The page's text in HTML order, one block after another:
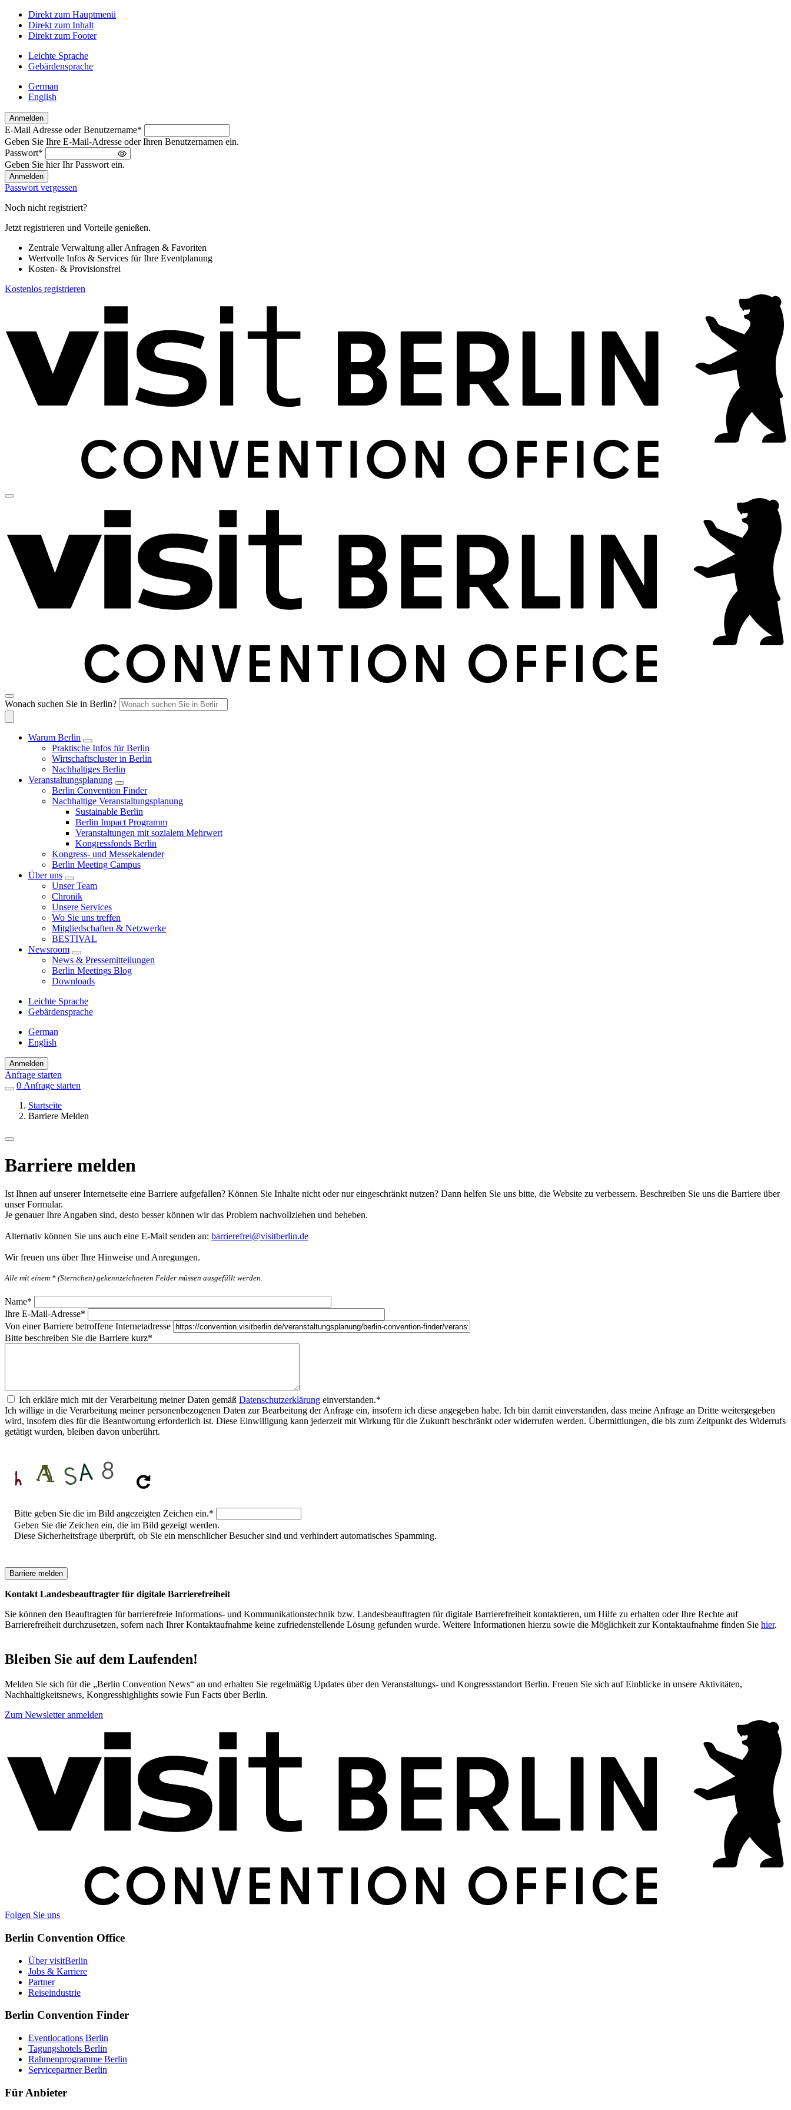
Direkt zum Hauptmenü
Direkt zum Inhalt
Direkt zum Footer
Leichte Sprache
Gebärdensprache
German
English
Anmelden
Willkommen
zurück!
Bitte
melden
Sie
sich
an
E-Mail Adresse oder Benutzername*
Geben Sie Ihre E-Mail-Adresse oder Ihren Benutzernamen ein.
Passwort*
Geben Sie hier Ihr Passwort ein.
Passwort vergessen
Noch nicht registriert?
Jetzt registrieren und Vorteile genießen.
Zentrale Verwaltung aller Anfragen & Favoriten
Wertvolle Infos & Services für Ihre Eventplanung
Kosten- & Provisionsfrei
Kostenlos registrieren
Wonach suchen Sie in Berlin?
Warum Berlin
Praktische Infos für Berlin
Wirtschaftscluster in Berlin
Nachhaltiges Berlin
Veranstaltungsplanung
Berlin Convention Finder
Nachhaltige Veranstaltungsplanung
Sustainable Berlin
Berlin Impact Programm
Veranstaltungen mit sozialem Mehrwert
Kongressfonds Berlin
Kongress- und Messekalender
Berlin Meeting Campus
Über uns
Unser Team
Chronik
Unsere Services
Wo Sie uns treffen
Mitgliedschaften & Netzwerke
BESTIVAL
Newsroom
News & Pressemitteilungen
Berlin Meetings Blog
Downloads
Leichte Sprache
Gebärdensprache
German
English
Anmelden
Anfrage starten
0 Einträge
Favoriten
Anfrage starten
Startseite
Barriere Melden
Barriere melden
Ist Ihnen auf unserer Internetseite eine Barriere aufgefallen? Können Sie Inhalte nicht oder nur eingeschränkt nutzen? Dann helfen Sie uns bitte, die Website zu verbessern. Beschreiben Sie uns die Barriere über
unser Formular.
Je genauer Ihre Angaben sind, desto besser können wir das Problem nachvollziehen und beheben.
Alternativ können Sie uns auch eine E-Mail senden an: barrierefrei@visitberlin.de
Wir freuen uns über Ihre Hinweise und Anregungen.
Alle mit einem * (Sternchen) gekennzeichneten Felder müssen ausgefüllt werden.
Name*
Ihre E-Mail-Adresse*
Von einer Barriere betroffene Internetadresse
Bitte beschreiben Sie die Barriere kurz*
Ich erkläre mich mit der Verarbeitung meiner Daten gemäß Datenschutzerklärung einverstanden.*
Ich willige in die Verarbeitung meiner personenbezogenen Daten zur Bearbeitung der Anfrage ein, insofern ich diese angegeben habe. Ich bin damit einverstanden, dass meine Anfrage an Dritte weitergegeben
wird, insofern dies für die Beantwortung erforderlich ist. Diese Einwilligung kann jederzeit mit Wirkung für die Zukunft beschränkt oder widerrufen werden. Übermittlungen, die bis zum Zeitpunkt des Widerrufs
getätigt wurden, bleiben davon unberührt.
Bitte geben Sie die im Bild angezeigten Zeichen ein.*
Geben Sie die Zeichen ein, die im Bild gezeigt werden.
Diese Sicherheitsfrage überprüft, ob Sie ein menschlicher Besucher sind und verhindert automatisches Spamming.
Kontakt Landesbeauftragter für digitale Barrierefreiheit
Sie können den Beauftragten für barrierefreie Informations- und Kommunikationstechnik bzw. Landesbeauftragten für digitale Barrierefreiheit kontaktieren, um Hilfe zu erhalten oder Ihre Rechte auf
Barrierefreiheit durchzusetzen, sofern nach Ihrer Kontaktaufnahme keine zufriedenstellende Lösung gefunden wurde. Weitere Informationen hierzu sowie die Möglichkeit zur Kontaktaufnahme finden Sie hier.
Bleiben Sie auf dem Laufenden!
Melden Sie sich für die „Berlin Convention News“ an und erhalten Sie regelmäßig Updates über den Veranstaltungs- und Kongressstandort Berlin. Freuen Sie sich auf Einblicke in unsere Aktivitäten,
Nachhaltigkeitsnews, Kongresshighlights sowie Fun Facts über Berlin.
Zum Newsletter anmelden
Informationen
Folgen Sie uns
Berlin Convention Office
Über visitBerlin
Jobs & Karriere
Partner
Reiseindustrie
Berlin Convention Finder
Eventlocations Berlin
Tagungshotels Berlin
Rahmenprogramme Berlin
Servicepartner Berlin
Für Anbieter